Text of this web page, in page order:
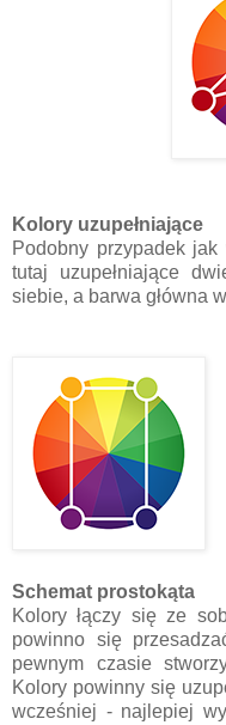
Kolory uzupełniające
Podobny przypadek
tutaj uzupełniające
siebie, a barwa główna
Schemat prostokąta
Kolory łączy się ze
powinno się
pewnym czasie
Kolory powinny się
wcześniej - najlepiej